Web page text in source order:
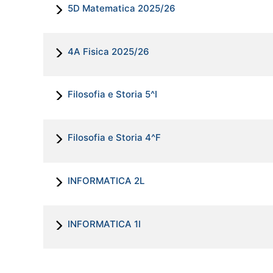
5D Matematica 2025/26
4A Fisica 2025/26
Filosofia e Storia 5^I
Filosofia e Storia 4^F
INFORMATICA 2L
INFORMATICA 1I